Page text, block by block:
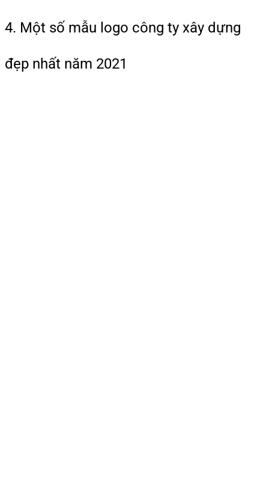
4. Một số mẫu logo công ty xây dựng
đẹp nhất năm 2021